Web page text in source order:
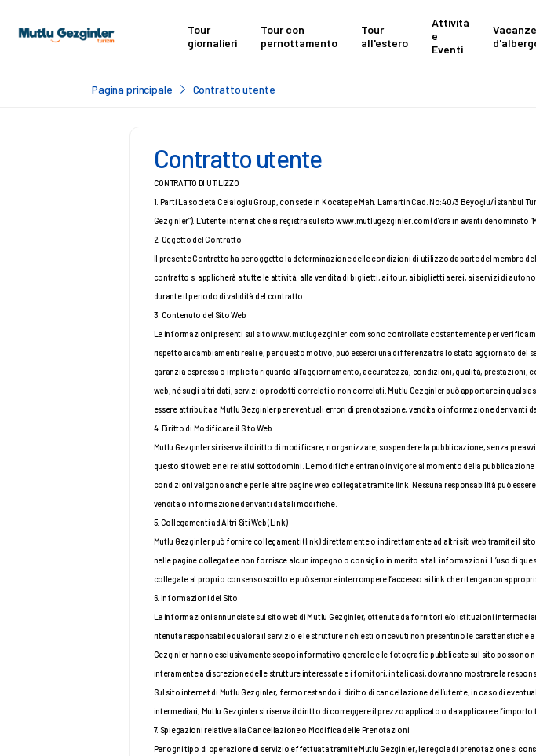
Tour
giornalieri
Tour con
pernottamento
Tour
all'estero
Attività
e
Eventi
Vacanze
Pagina principale Contratto utente
Contratto utente
CONTRATTO DI UTILIZZO
1. Parti La società Celaloğlu Group, con sede in Kocatepe Mah. Lamartin Cad. No:40/3 Beyoğlu/ İstanbul
Gezginler”). L’utente internet che si registra sul sito www.mutlugezginler.com (d’ora in avanti denominato
2. Oggetto del Contratto
Il presente Contratto ha per oggetto la determinazione delle condizioni di utilizzo da parte del membro
contratto si applicherà a tutte le attività, alla vendita di biglietti, ai tour, ai biglietti aerei, ai servizi di
durante il periodo di validità del contratto.
3. Contenuto del Sito Web
Le informazioni presenti sul sito www.mutlugezginler.com sono controllate costantemente per
rispetto ai cambiamenti reali e, per questo motivo, può esserci una differenza tra lo stato aggiornato
garanzia espressa o implicita riguardo all’aggiornamento, accuratezza, condizioni, qualità,
web, né sugli altri dati, servizi o prodotti correlati o non correlati. Mutlu Gezginler può apportare in
essere attribuita a Mutlu Gezginler per eventuali errori di prenotazione, vendita o informazione derivanti
4. Diritto di Modificare il Sito Web
Mutlu Gezginler si riserva il diritto di modificare, riorganizzare, sospendere la pubblicazione, senza
questo sito web e nei relativi sottodomini. Le modifiche entrano in vigore al momento della
condizioni valgono anche per le altre pagine web collegate tramite link. Nessuna responsabilità può
vendita o informazione derivanti da tali modifiche.
5. Collegamenti ad Altri Siti Web (Link)
Mutlu Gezginler può fornire collegamenti (link) direttamente o indirettamente ad altri siti web tramite il
nelle pagine collegate e non fornisce alcun impegno o consiglio in merito a tali informazioni. L’uso di
collegate al proprio consenso scritto e può sempre interrompere l’accesso ai link che ritenga non
6. Informazioni del Sito
Le informazioni annunciate sul sito web di Mutlu Gezginler, ottenute da fornitori e/o istituzioni
ritenuta responsabile qualora il servizio e le strutture richiesti o ricevuti non presentino le
Gezginler hanno esclusivamente scopo informativo generale e le fotografie pubblicate sul sito
interamente a discrezione delle strutture interessate e i fornitori, in tali casi, dovranno mostrare la
Sul sito internet di Mutlu Gezginler, fermo restando il diritto di cancellazione dell’utente, in caso di
intermediari, Mutlu Gezginler si riserva il diritto di correggere il prezzo applicato o da applicare e l’importo
7. Spiegazioni relative alla Cancellazione o Modifica delle Prenotazioni
Per ogni tipo di operazione di servizio effettuata tramite Mutlu Gezginler, le regole di prenotazione si